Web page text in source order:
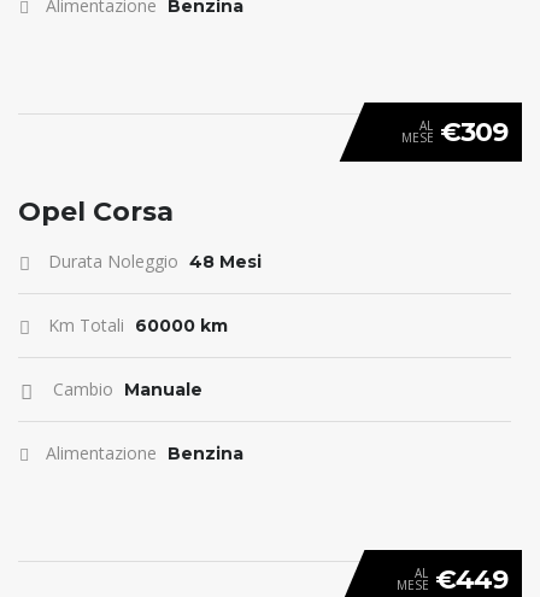
Alimentazione Benzina
ANTICIPO 0
AL
MESE €309
Opel Corsa
Durata Noleggio 48 Mesi
Km Totali 60000 km
Cambio Manuale
Alimentazione Benzina
AL
MESE €449